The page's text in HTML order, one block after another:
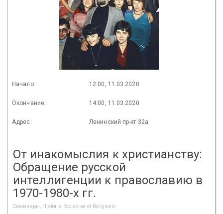
Начало: 12:00, 11.03.2020
Окончание: 14:00, 11.03.2020
Адрес: Ленинский пр-кт 32а
От инакомыслия к христианству:
Обращение русской
интеллигенции к православию в
1970-1980-х гг.
Семинары, Historia Ecclesiae et Religionis